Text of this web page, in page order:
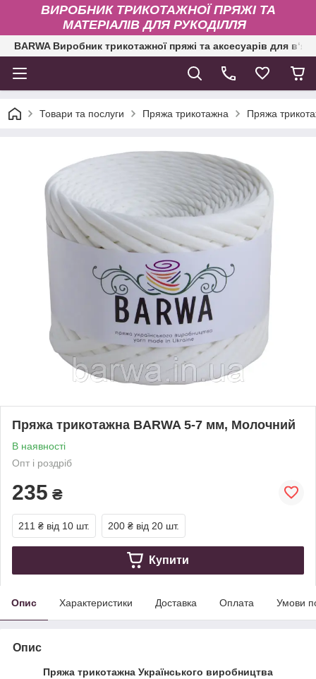
ВИРОБНИК ТРИКОТАЖНОЇ ПРЯЖІ ТА
МАТЕРІАЛІВ ДЛЯ РУКОДІЛЛЯ
BARWA Виробник трикотажної пряжі та аксесуарів для
Товари та послуги Пряжа трикотажна Пряжа
Пряжа трикотажна BARWA 5-7 мм, Молочний
В наявності
Опт і роздріб
235 ₴
211 ₴ від 10 шт. 200 ₴ від 20 шт.
Купити
Опис Характеристики Доставка Оплата Умови
Опис
Пряжа трикотажна Українського виробництва